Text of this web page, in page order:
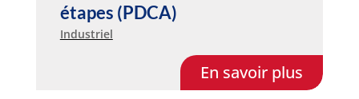
étapes (PDCA)
Industriel
En savoir plus